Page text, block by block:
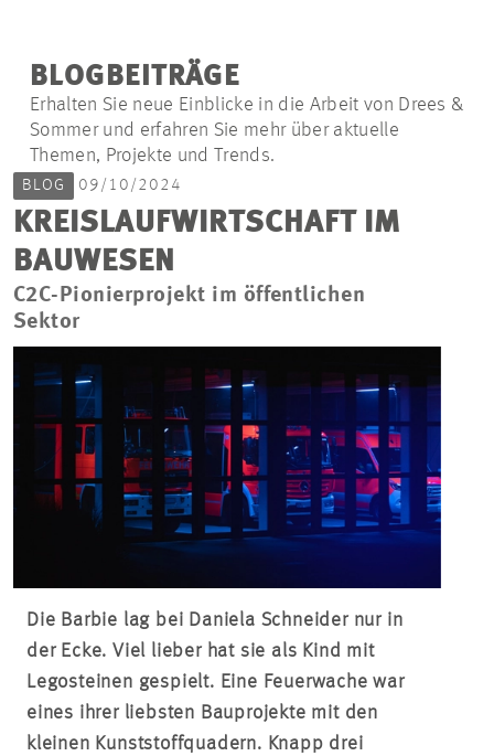
BLOGBEITRÄGE
Erhalten Sie neue Einblicke in die Arbeit von Drees &
Sommer und erfahren Sie mehr über aktuelle
Themen, Projekte und Trends.
BLOG 09/10/2024
KREISLAUFWIRTSCHAFT IM
BAUWESEN
C2C-Pionierprojekt im öffentlichen
Sektor
Die Barbie lag bei Daniela Schneider nur in
der Ecke. Viel lieber hat sie als Kind mit
Legosteinen gespielt. Eine Feuerwache war
eines ihrer liebsten Bauprojekte mit den
kleinen Kunststoffquadern. Knapp drei